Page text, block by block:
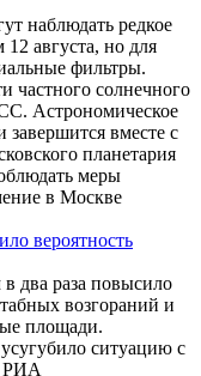
наблюдать редкое
12 августа, но для
фильтры.
частного солнечного
Астрономическое
завершится вместе с
планетария
меры
в Москве
вероятность
два раза повысило
возгораний и
площади.
ситуацию с
РИА